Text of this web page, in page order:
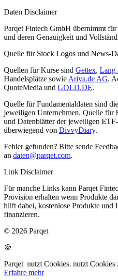
Daten Disclaimer
Parqet Fintech GmbH übernimmt
und deren Genauigkeit und
Quelle für Stock Logos und News-
Quellen für Kurse sind Gettex, Lang
Handelsplätze sowie Ariva.de AG,
QuoteMedia und GOLD.DE.
Quelle für Fundamentaldaten sind
jeweiligen Unternehmen. Quelle für
und Datenblätter der jeweiligen
überwiegend von DivvyDiary.
Fehler gefunden? Bitte sende
an daten@parqet.com.
Link Disclaimer
Für manche Links kann Parqet
Provision erhalten wenn Produkte
hilft dabei, kostenlose Produkte und
finanzieren.
© 2026 Parqet
🍪
Parqet nutzt Cookies. nutzt Cookies
Erfahre mehr